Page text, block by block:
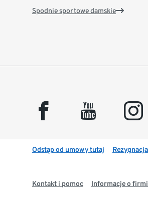
Spodnie sportowe damskie
facebook youtube instagram
Odstąp od umowy tutaj
Kontakt i pomoc Informacje o